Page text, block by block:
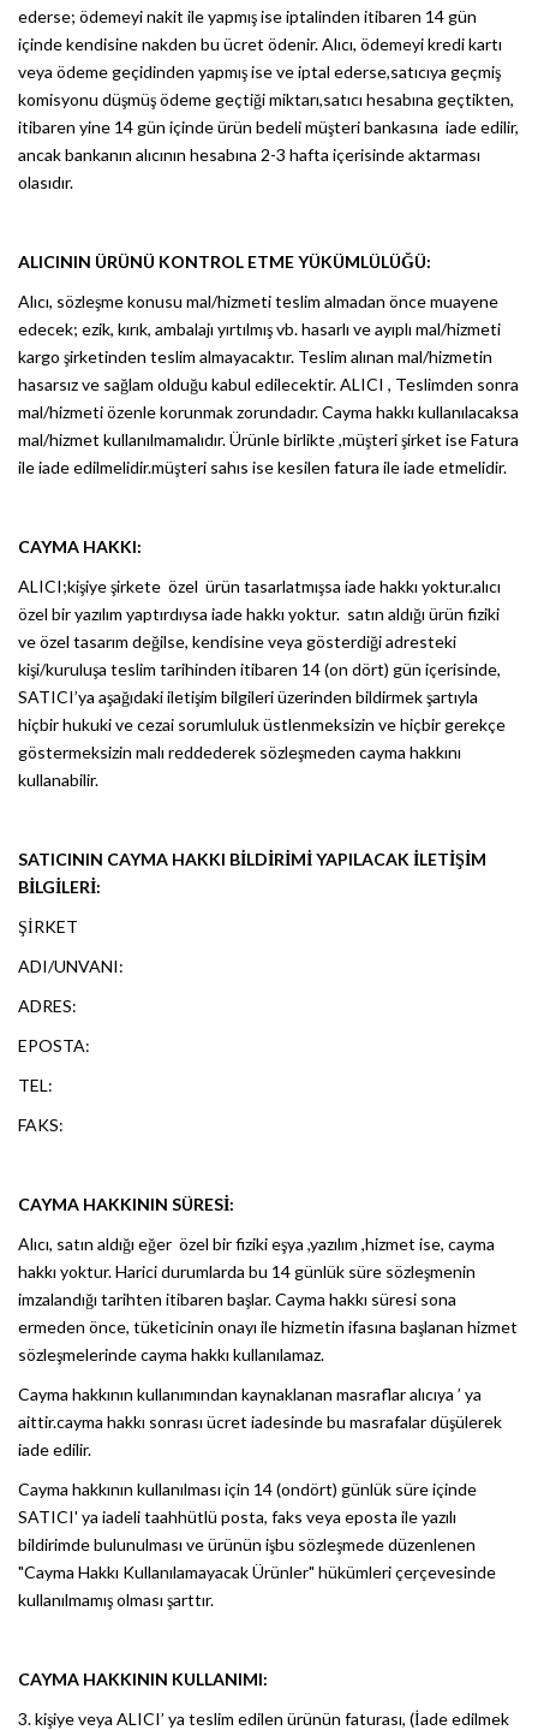
ederse; ödemeyi nakit ile yapmış ise iptalinden itibaren 14 gün
içinde kendisine nakden bu ücret ödenir. Alıcı, ödemeyi kredi kartı
veya ödeme geçidinden yapmış ise ve iptal ederse,satıcıya geçmiş
komisyonu düşmüş ödeme geçtiği miktarı,satıcı hesabına geçtikten,
itibaren yine 14 gün içinde ürün bedeli müşteri bankasına iade edilir,
ancak bankanın alıcının hesabına 2-3 hafta içerisinde aktarması
olasıdır.
ALICININ ÜRÜNÜ KONTROL ETME YÜKÜMLÜLÜĞÜ:
Alıcı, sözleşme konusu mal/hizmeti teslim almadan önce muayene
edecek; ezik, kırık, ambalajı yırtılmış vb. hasarlı ve ayıplı mal/hizmeti
kargo şirketinden teslim almayacaktır. Teslim alınan mal/hizmetin
hasarsız ve sağlam olduğu kabul edilecektir. ALICI , Teslimden sonra
mal/hizmeti özenle korunmak zorundadır. Cayma hakkı kullanılacaksa
mal/hizmet kullanılmamalıdır. Ürünle birlikte ,müşteri şirket ise Fatura
ile iade edilmelidir.müşteri sahıs ise kesilen fatura ile iade etmelidir.
CAYMA HAKKI:
ALICI;kişiye şirkete özel ürün tasarlatmışsa iade hakkı yoktur.alıcı
özel bir yazılım yaptırdıysa iade hakkı yoktur. satın aldığı ürün fiziki
ve özel tasarım değilse, kendisine veya gösterdiği adresteki
kişi/kuruluşa teslim tarihinden itibaren 14 (on dört) gün içerisinde,
SATICI’ya aşağıdaki iletişim bilgileri üzerinden bildirmek şartıyla
hiçbir hukuki ve cezai sorumluluk üstlenmeksizin ve hiçbir gerekçe
göstermeksizin malı reddederek sözleşmeden cayma hakkını
kullanabilir.
SATICININ CAYMA HAKKI BİLDİRİMİ YAPILACAK İLETİŞİM
BİLGİLERİ:
ŞİRKET
ADI/UNVANI:
ADRES:
EPOSTA:
TEL:
FAKS:
CAYMA HAKKININ SÜRESİ:
Alıcı, satın aldığı eğer özel bir fiziki eşya ,yazılım ,hizmet ise, cayma
hakkı yoktur. Harici durumlarda bu 14 günlük süre sözleşmenin
imzalandığı tarihten itibaren başlar. Cayma hakkı süresi sona
ermeden önce, tüketicinin onayı ile hizmetin ifasına başlanan hizmet
sözleşmelerinde cayma hakkı kullanılamaz.
Cayma hakkının kullanımından kaynaklanan masraflar alıcıya ’ ya
aittir.cayma hakkı sonrası ücret iadesinde bu masrafalar düşülerek
iade edilir.
Cayma hakkının kullanılması için 14 (ondört) günlük süre içinde
SATICI' ya iadeli taahhütlü posta, faks veya eposta ile yazılı
bildirimde bulunulması ve ürünün işbu sözleşmede düzenlenen
"Cayma Hakkı Kullanılamayacak Ürünler" hükümleri çerçevesinde
kullanılmamış olması şarttır.
CAYMA HAKKININ KULLANIMI:
3. kişiye veya ALICI’ ya teslim edilen ürünün faturası, (İade edilmek